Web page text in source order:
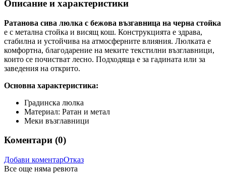
Описание и характеристики
Ратанова сива люлка с бежова възгавница на черна стойка
е с метална стойка и висящ кош. Конструкцията е здрава,
стабилна и устойчива на атмосферните влияния. Люлката е
комфортна, благодарение на меките текстилни възглавници,
които се почистват лесно. Подходяща е за гадината или за
заведения на открито.
Основна характеристика:
Градинска люлка
Материал: Ратан и метал
Меки възглавници
Коментари (0)
Добави коментарОтказ
Все още няма ревюта